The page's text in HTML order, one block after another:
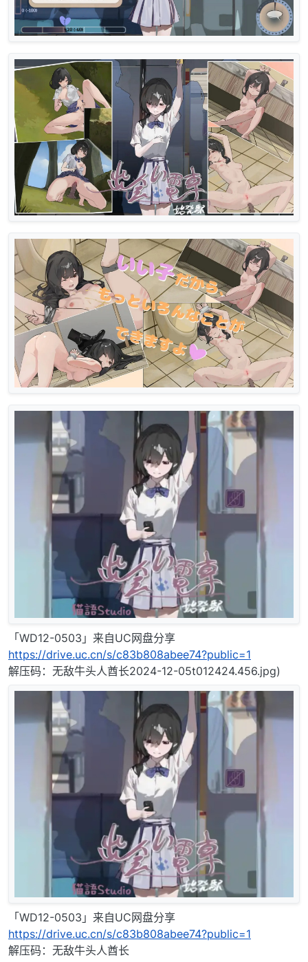
「WD12-0503」来自UC网盘分享
https://drive.uc.cn/s/c83b808abee74?public=1
解压码：无敌牛头人酋长2024-12-05t012424.456.jpg)
「WD12-0503」来自UC网盘分享
https://drive.uc.cn/s/c83b808abee74?public=1
解压码：无敌牛头人酋长